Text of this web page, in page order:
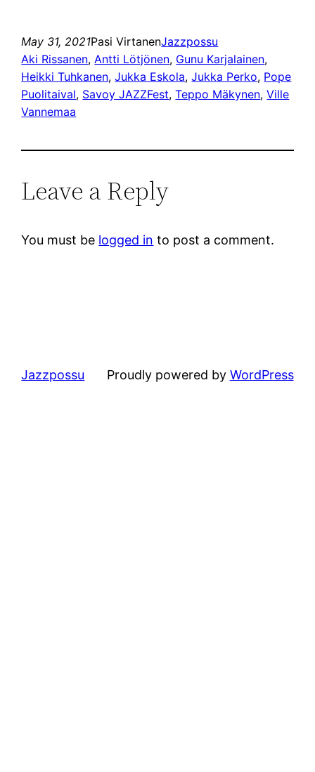
May 31, 2021Pasi VirtanenJazzpossu
Aki Rissanen, Antti Lötjönen, Gunu Karjalainen
Heikki Tuhkanen, Jukka Eskola, Jukka Perko, Pope
Puolitaival, Savoy JAZZFest, Teppo Mäkynen, Ville
Vannemaa
Leave a Reply
You must be logged in to post a comment.
Jazzpossu Proudly powered by WordPress